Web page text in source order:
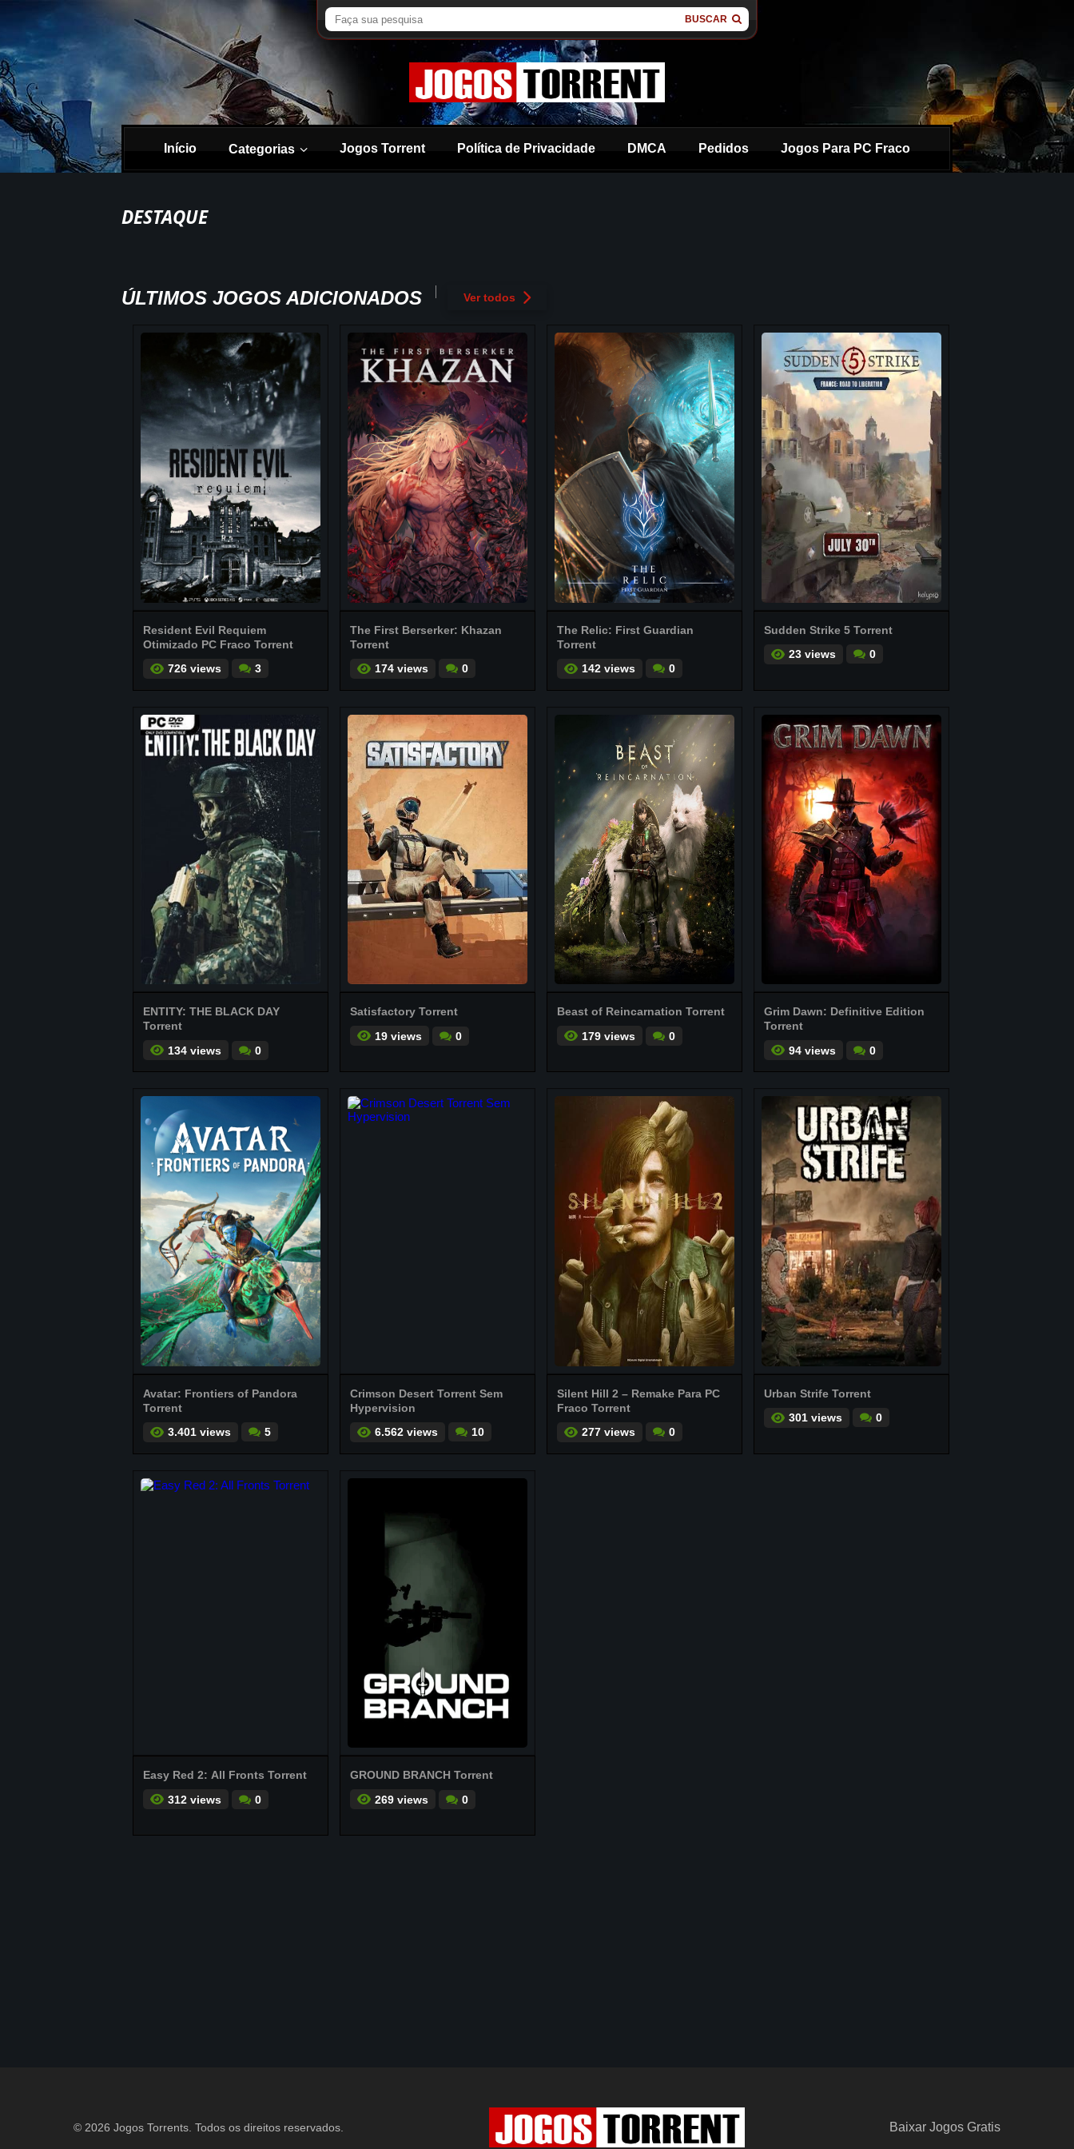
BUSCAR
Início Categorias Jogos Torrent Política de Privacidade DMCA Pedidos Jogos Para PC Fraco
DESTAQUE
ÚLTIMOS JOGOS ADICIONADOS Ver todos
Resident Evil Requiem
Otimizado PC Fraco Torrent
726 views
3
The First Berserker: Khazan
Torrent
174 views
0
The Relic: First Guardian
Torrent
142 views
0
Sudden Strike 5 Torrent
23 views
0
ENTITY: THE BLACK DAY
Torrent
134 views
0
Satisfactory Torrent
19 views
0
Beast of Reincarnation Torrent
179 views
0
Grim Dawn: Definitive Edition
Torrent
94 views
0
Avatar: Frontiers of Pandora
Torrent
3.401 views
5
Crimson Desert Torrent Sem
Hypervision
6.562 views
10
Silent Hill 2 – Remake Para PC
Fraco Torrent
277 views
0
Urban Strife Torrent
301 views
0
Easy Red 2: All Fronts Torrent
312 views
0
GROUND BRANCH Torrent
269 views
0
© 2026 Jogos Torrents. Todos os direitos reservados. Baixar Jogos Gratis